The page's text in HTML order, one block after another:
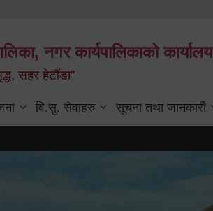
नगर कार्यपालिकाको कार्यालय
सहर हेटौंडा"
वि.सु. सेवाहरु सूचना तथा जानकारी